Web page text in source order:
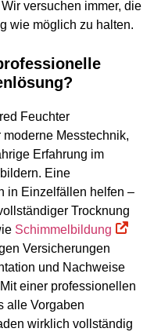
versuchen immer, die
wie möglich zu halten.
Feuchter
Messtechnik,
Erfahrung im
Eine
in Einzelfällen helfen –
Trocknung
Schimmelbildung
Versicherungen
und Nachweise
einer professionellen
alle Vorgaben
wirklich vollständig